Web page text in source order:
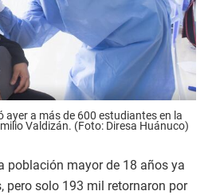
ayer a más de 600 estudiantes en la
Valdizán. (Foto: Diresa Huánuco)
población mayor de 18 años ya
pero solo 193 mil retornaron por